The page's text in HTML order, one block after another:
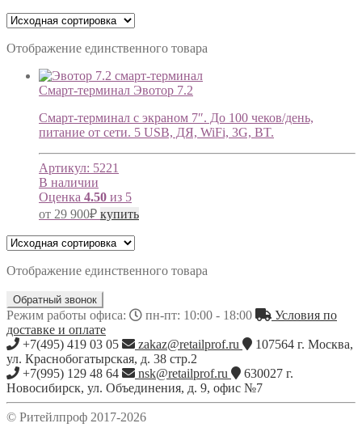
Отображение единственного товара
Смарт-терминал Эвотор 7.2
Смарт-терминал с экраном 7″. До 100 чеков/день,
питание от сети. 5 USB, ДЯ, WiFi, 3G, BT.
Артикул: 5221
В наличии
Оценка 4.50 из 5
от 29 900₽ купить
Отображение единственного товара
Обратный звонок
Режим работы офиса: пн-пт: 10:00 - 18:00
Условия по
доставке и оплате
+7(495) 419 03 05
zakaz@retailprof.ru 107564 г. Москва,
ул. Краснобогатырская, д. 38 стр.2
+7(995) 129 48 64
nsk@retailprof.ru 630027 г.
Новосибирск, ул. Объединения, д. 9, офис №7
© Ритейлпроф 2017-2026